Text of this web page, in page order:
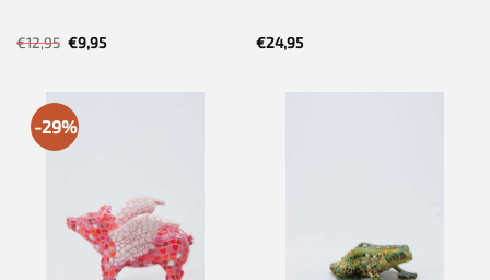
€12,95 Oorspronkelijke
prijs
€9,95Huidige €24,95
-29%